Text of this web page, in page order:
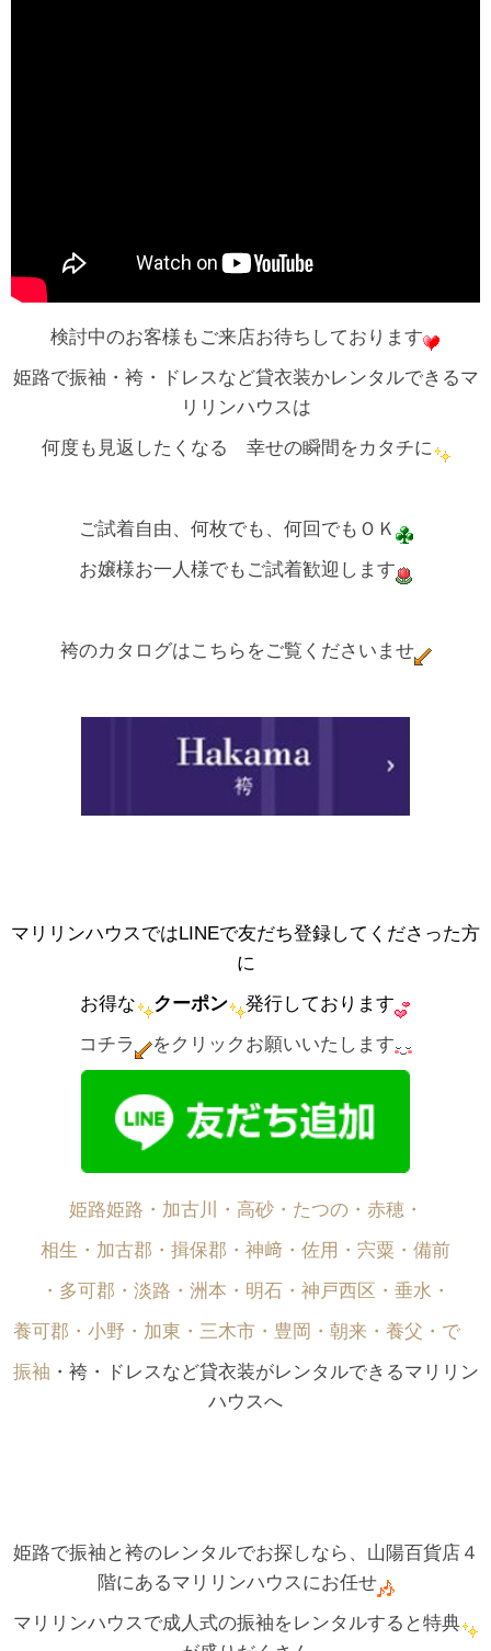
検討中のお客様もご来店お待ちしております
姫路で振袖・袴・ドレスなど貸衣装かレンタルできるマ
リリンハウスは
何度も見返したくなる 幸せの瞬間をカタチに
ご試着自由、何枚でも、何回でもＯＫ
お嬢様お一人様でもご試着歓迎します
袴のカタログはこちらをご覧くださいませ
マリリンハウスではLINEで友だち登録してくださった方
に
お得な
クーポン
発行しております
コチラ
をクリックお願いいたします
姫路姫路・加古川・高砂・たつの・赤穂・
相生・加古郡・揖保郡・神﨑・佐用・宍粟・備前
・多可郡・淡路・洲本・明石・神戸西区・垂水・
養可郡・小野・加東・三木市・豊岡・朝来・養父・で゙
振袖 ・袴・ドレスなど貸衣装がレンタルできるマリリン
ハウスへ
姫路で振袖と袴のレンタルでお探しなら、山陽百貨店４
階にあるマリリンハウスにお任せ
マリリンハウスで成人式の振袖をレンタルすると特典